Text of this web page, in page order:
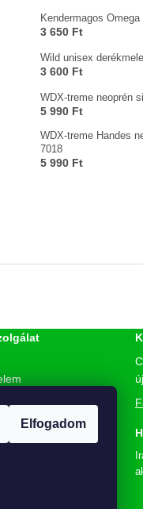
Elfogadom
Kendermagos
3 650 Ft
Wild unisex
3 600 Ft
WDX-treme neoprén
5 990 Ft
WDX-treme Handes
7018
5 990 Ft
tájékoztató